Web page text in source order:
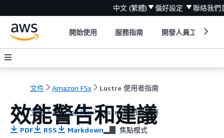
中文 (繁體) 偏好設定 聯絡我們
開始使用 服務指南 開發人員工具
文件 Amazon FSx Lustre 使用者指南
文件 Amazon FSx Lustre 使用者指南
效能警告和建議
PDF RSS Markdown 焦點模式